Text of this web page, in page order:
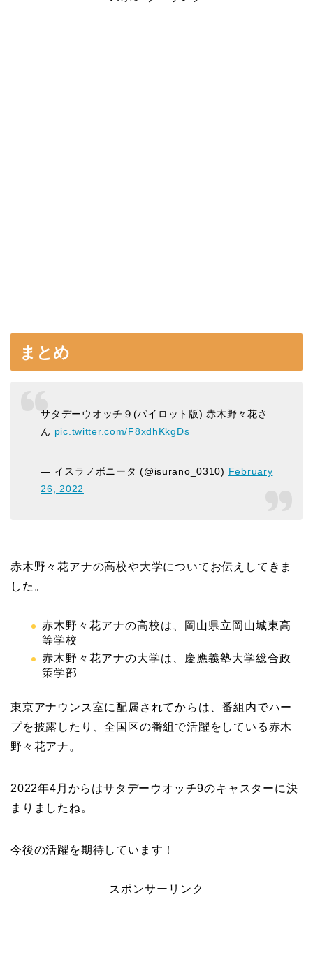
まとめ
サタデーウオッチ９(パイロット版) 赤木野々花さ
ん pic.twitter.com/F8xdhKkgDs
— イスラノボニータ (@isurano_0310) February
26, 2022
赤木野々花アナの高校や大学についてお伝えしてきま
した。
赤木野々花アナの高校は、岡山県立岡山城東高
等学校
赤木野々花アナの大学は、慶應義塾大学総合政
策学部
東京アナウンス室に配属されてからは、番組内でハー
プを披露したり、全国区の番組で活躍をしている赤木
野々花アナ。
2022年4月からはサタデーウオッチ9のキャスターに決
まりましたね。
今後の活躍を期待しています！
スポンサーリンク